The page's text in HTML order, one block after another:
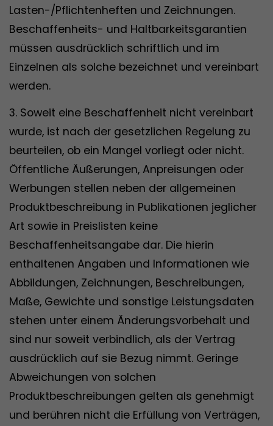
Lasten-/Pflichtenheften und Zeichnungen.
Beschaffenheits- und Haltbarkeitsgarantien
müssen ausdrücklich schriftlich und im
Einzelnen als solche bezeichnet und vereinbart
werden.
3. Soweit eine Beschaffenheit nicht vereinbart
wurde, ist nach der gesetzlichen Regelung zu
beurteilen, ob ein Mangel vorliegt oder nicht.
Öffentliche Äußerungen, Anpreisungen oder
Werbungen stellen neben der allgemeinen
Produktbeschreibung in Publikationen jeglicher
Art sowie in Preislisten keine
Beschaffenheitsangabe dar. Die hierin
enthaltenen Angaben und Informationen wie
Abbildungen, Zeichnungen, Beschreibungen,
Maße, Gewichte und sonstige Leistungsdaten
stehen unter einem Änderungsvorbehalt und
sind nur soweit verbindlich, als der Vertrag
ausdrücklich auf sie Bezug nimmt. Geringe
Abweichungen von solchen
Produktbeschreibungen gelten als genehmigt
und berühren nicht die Erfüllung von Verträgen,